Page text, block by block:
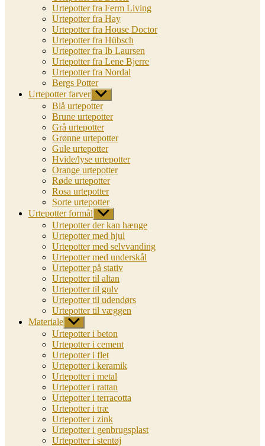
Urtepotter fra Ferm Living
Urtepotter fra Hay
Urtepotter fra House Doctor
Urtepotter fra Hübsch
Urtepotter fra Ib Laursen
Urtepotter fra Lene Bjerre
Urtepotter fra Nordal
Bergs Potter
Urtepotter farver Vis
undermenu
Blå urtepotter
Brune urtepotter
Grå urtepotter
Grønne urtepotter
Gule urtepotter
Hvide/lyse urtepotter
Orange urtepotter
Røde urtepotter
Rosa urtepotter
Sorte urtepotter
Urtepotter formål Vis
undermenu
Urtepotter der kan hænge
Urtepotter med hjul
Urtepotter med selvvanding
Urtepotter med underskål
Urtepotter på stativ
Urtepotter til altan
Urtepotter til gulv
Urtepotter til udendørs
Urtepotter til væggen
Materiale Vis
undermenu
Urtepotter i beton
Urtepotter i cement
Urtepotter i flet
Urtepotter i keramik
Urtepotter i metal
Urtepotter i rattan
Urtepotter i terracotta
Urtepotter i træ
Urtepotter i zink
Urtepotter i genbrugsplast
Urtepotter i stentøj